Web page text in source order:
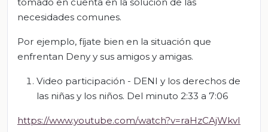
necesidades comunes.
Por ejemplo, fíjate bien en la situación que
enfrentan Deny y sus amigos y amigas.
Video participación - DENI y los derechos de
las niñas y los niños. Del minuto 2:33 a 7:06
https://www.youtube.com/watch?v=raHzCAjWkvI